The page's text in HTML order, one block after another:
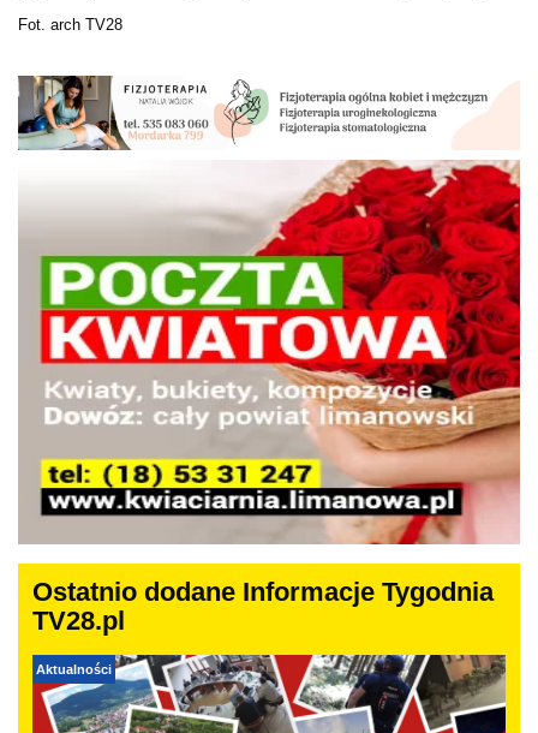
Fot. arch TV28
Ostatnio dodane Informacje Tygodnia
TV28.pl
Aktualności